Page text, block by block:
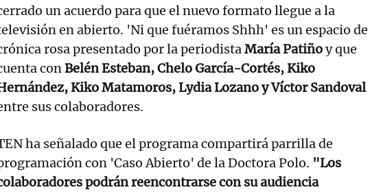
un acuerdo para que el nuevo formato llegue a la
en abierto. 'Ni que fuéramos Shhh' es un espacio de
rosa presentado por la periodistaMaría Patiñoy que
conBelén Esteban, Chelo García-Cortés, Kiko
Kiko Matamoros, Lydia Lozano y Víctor Sandoval
sus colaboradores.
ha señalado que el programa compartirá parrilla de
con 'Caso Abierto' de la Doctora Polo. "Los
podrán reencontrarse con su audiencia